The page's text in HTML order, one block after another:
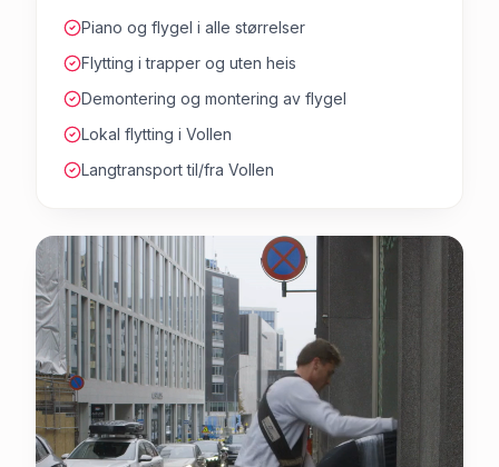
Piano og flygel i alle størrelser
Flytting i trapper og uten heis
Demontering og montering av flygel
Lokal flytting i Vollen
Langtransport til/fra Vollen